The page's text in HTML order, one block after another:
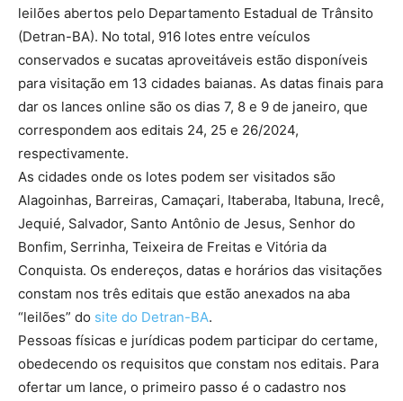
leilões abertos pelo Departamento Estadual de Trânsito
(Detran-BA). No total, 916 lotes entre veículos
conservados e sucatas aproveitáveis estão disponíveis
para visitação em 13 cidades baianas. As datas finais para
dar os lances online são os dias 7, 8 e 9 de janeiro, que
correspondem aos editais 24, 25 e 26/2024,
respectivamente.
As cidades onde os lotes podem ser visitados são
Alagoinhas, Barreiras, Camaçari, Itaberaba, Itabuna, Irecê,
Jequié, Salvador, Santo Antônio de Jesus, Senhor do
Bonfim, Serrinha, Teixeira de Freitas e Vitória da
Conquista. Os endereços, datas e horários das visitações
constam nos três editais que estão anexados na aba
“leilões” do site do Detran-BA.
Pessoas físicas e jurídicas podem participar do certame,
obedecendo os requisitos que constam nos editais. Para
ofertar um lance, o primeiro passo é o cadastro nos